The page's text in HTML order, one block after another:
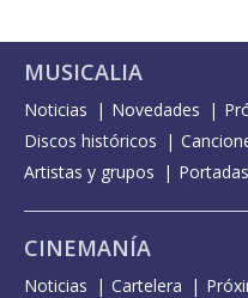
MUSICALIA
Noticias Novedades
Discos históricos
Artistas y grupos
Portadas
CINEMANÍA
Noticias Cartelera